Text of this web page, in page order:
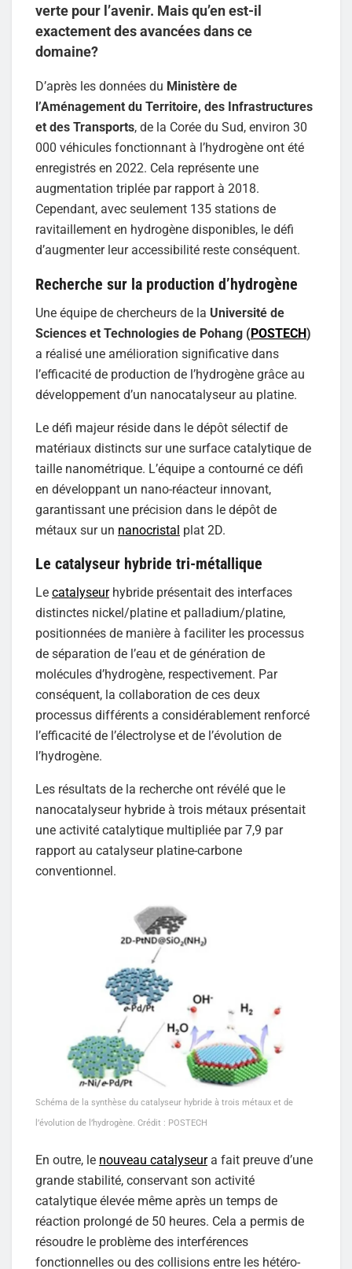
verte pour l’avenir. Mais qu’en est-il
exactement des avancées dans ce
domaine?
D’après les données du Ministère de
l’Aménagement du Territoire, des Infrastructures
et des Transports, de la Corée du Sud, environ 30
000 véhicules fonctionnant à l’hydrogène ont été
enregistrés en 2022. Cela représente une
augmentation triplée par rapport à 2018.
Cependant, avec seulement 135 stations de
ravitaillement en hydrogène disponibles, le défi
d’augmenter leur accessibilité reste conséquent.
Recherche sur la production d’hydrogène
Une équipe de chercheurs de la Université de
Sciences et Technologies de Pohang (POSTECH)
a réalisé une amélioration significative dans
l’efficacité de production de l’hydrogène grâce au
développement d’un nanocatalyseur au platine.
Le défi majeur réside dans le dépôt sélectif de
matériaux distincts sur une surface catalytique de
taille nanométrique. L’équipe a contourné ce défi
en développant un nano-réacteur innovant,
garantissant une précision dans le dépôt de
métaux sur un nanocristal plat 2D.
Le catalyseur hybride tri-métallique
Le catalyseurhybride présentait des interfaces
distinctes nickel/platine et palladium/platine,
positionnées de manière à faciliter les processus
de séparation de l’eau et de génération de
molécules d’hydrogène, respectivement. Par
conséquent, la collaboration de ces deux
processus différents a considérablement renforcé
l’efficacité de l’électrolyse et de l’évolution de
l’hydrogène.
Les résultats de la recherche ont révélé que le
nanocatalyseur hybride à trois métaux présentait
une activité catalytique multipliée par 7,9 par
rapport au catalyseur platine-carbone
conventionnel.
Schéma de la synthèse du catalyseur hybride à trois métaux et de
l’évolution de l’hydrogène. Crédit : POSTECH
En outre, le nouveau catalyseura fait preuve d’une
grande stabilité, conservant son activité
catalytique élevée même après un temps de
réaction prolongé de 50 heures. Cela a permis de
résoudre le problème des interférences
fonctionnelles ou des collisions entre les hétéro-